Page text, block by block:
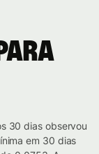
30 dias observou
em 30 dias